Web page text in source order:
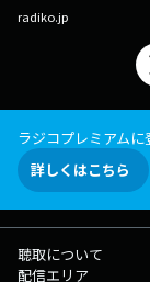
radiko.jp
ラジコプレミアム
詳しくはこちら
聴取について
配信エリア